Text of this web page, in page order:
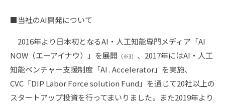
■当社のAI開発について
2016年より日本初となるAI・人工知能専門メディア「AI
NOW（エーアイナウ）」を展開 （※3） 、2017年にはAI・人工
知能ベンチャー支援制度「AI . Accelerator」を実施、
CVC「DIP Labor Force solution Fund」を通じて20社以上の
スタートアップ投資を行ってまいりました。また2019年より